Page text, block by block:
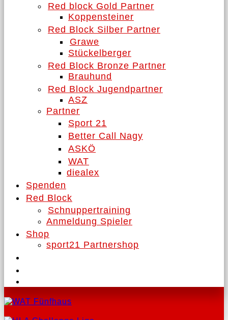
Red block Gold Partner
Koppensteiner
Red Block Silber Partner
Grawe
Stückelberger
Red Block Bronze Partner
Brauhund
Red Block Jugendpartner
ASZ
Partner
Sport 21
Better Call Nagy
ASKÖ
WAT
diealex
Spenden
Red Block
Schnuppertraining
Anmeldung Spieler
Shop
sport21 Partnershop